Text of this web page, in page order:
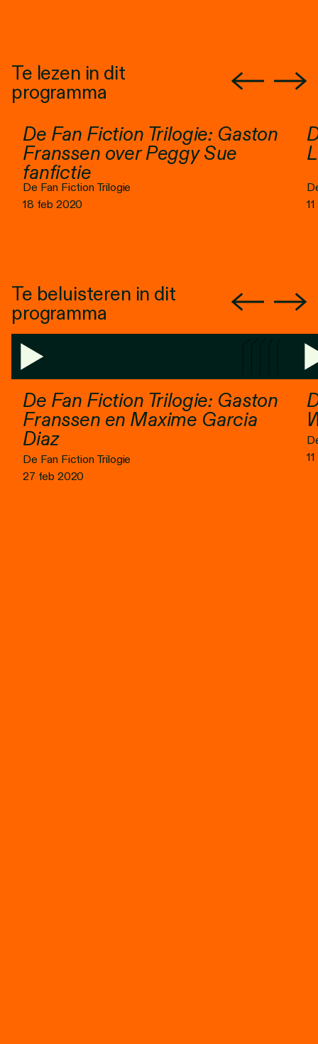
Te lezen in dit
programma
De Fan Fiction Trilogie: Gaston
Franssen over Peggy Sue
fanfictie
De Fan Fiction Trilogie
18 feb 2020
Te beluisteren in dit
programma
De Fan Fiction Trilogie: Gaston
Franssen en Maxime Garcia
Diaz
De Fan Fiction Trilogie
27 feb 2020